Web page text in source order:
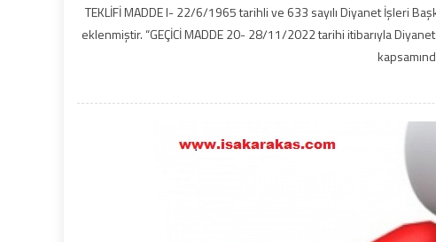
TEKLİFİ MADDE I- 22/6/1965 tarihli ve 633 sayılı Diyanet İşleri
eklenmiştir. “GEÇİCİ MADDE 20- 28/11/2022 tarihi itibarıyla